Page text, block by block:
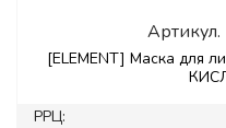
Артикул.
[ELEMENT] Маска для
РРЦ: